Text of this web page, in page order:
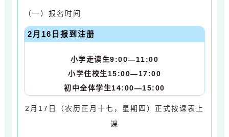
（一）报名时间
2月16日报到注册
小学走读生9:00—11:00
小学住校生15:00—17:00
初中全体学生14:00—15:00
2月17日（农历正月十七，星期四）正式按课表上
课